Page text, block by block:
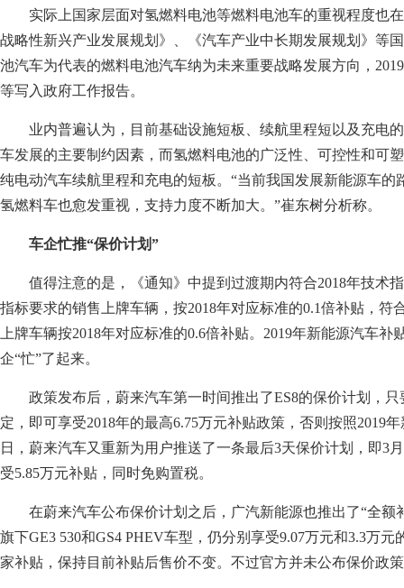
实际上国家层面对氢燃料电池等燃料电池车的重视程度也
战略性新兴产业发展规划》、《汽车产业中长期发展规划》等
池汽车为代表的燃料电池汽车纳为未来重要战略发展方向，
等写入政府工作报告。
业内普遍认为，目前基础设施短板、续航里程短以及充电
车发展的主要制约因素，而氢燃料电池的广泛性、可控性和可
纯电动汽车续航里程和充电的短板。“当前我国发展新能源车的
氢燃料车也愈发重视，支持力度不断加大。”崔东树分析称。
车企忙推“保价计划”
值得注意的是，《通知》中提到过渡期内符合2018年技术
指标要求的销售上牌车辆，按2018年对应标准的0.1倍补贴，符
上牌车辆按2018年对应标准的0.6倍补贴。2019年新能源汽车补
企“忙”了起来。
政策发布后，蔚来汽车第一时间推出了ES8的保价计划，
定，即可享受2018年的最高6.75万元补贴政策，否则按照2019
日，蔚来汽车又重新为用户推送了一条最后3天保价计划，即3
受5.85万元补贴，同时免购置税。
在蔚来汽车公布保价计划之后，广汽新能源也推出了“全额
旗下GE3 530和GS4 PHEV车型，仍分别享受9.07万元和3.3万
家补贴，保持目前补贴后售价不变。不过官方并未公布保价政